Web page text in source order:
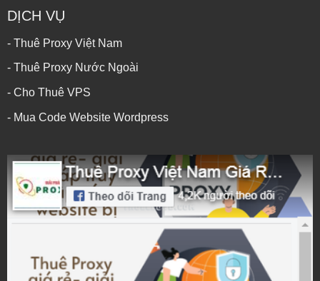
DỊCH VỤ
- Thuê Proxy Việt Nam
- Thuê Proxy Nước Ngoài
- Cho Thuê VPS
- Mua Code Website Wordpress